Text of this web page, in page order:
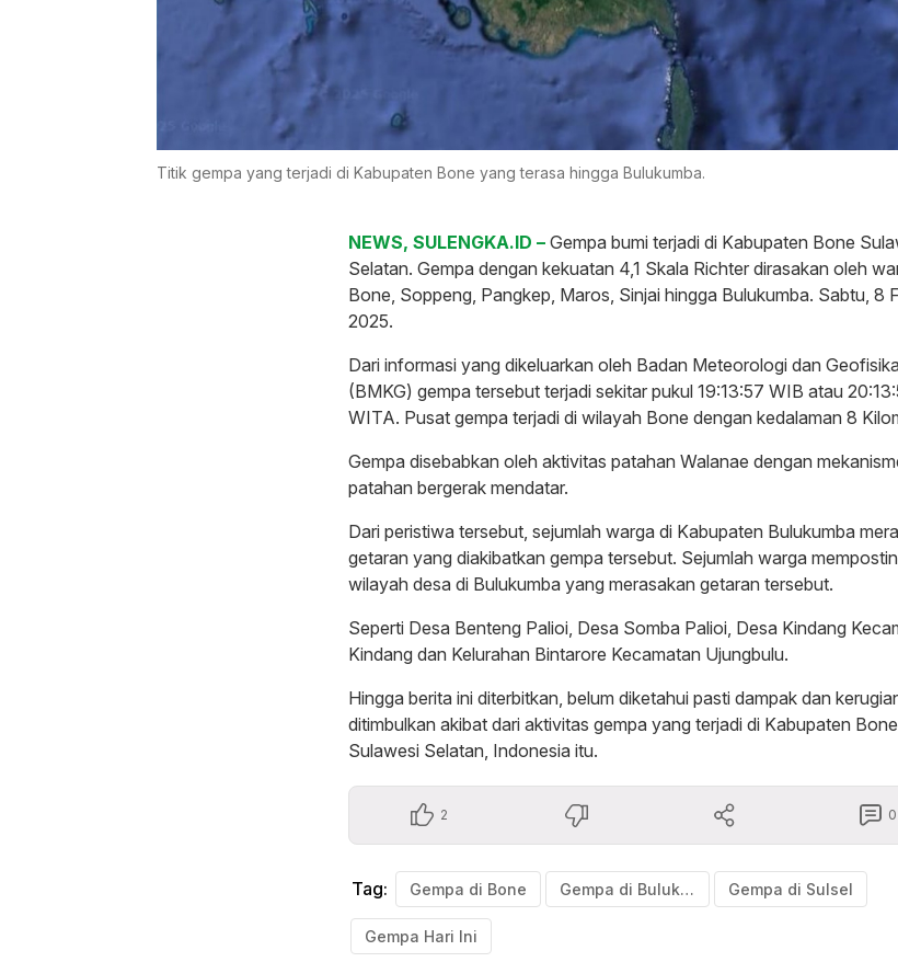
Titik gempa yang terjadi di Kabupaten Bone yang terasa hingga Bulukumba.
NEWS, SULENGKA.ID – Gempa bumi terjadi di Kabupaten Bone
Selatan. Gempa dengan kekuatan 4,1 Skala Richter dirasakan oleh
Bone, Soppeng, Pangkep, Maros, Sinjai hingga Bulukumba. Sabtu, 8
2025.
Dari informasi yang dikeluarkan oleh Badan Meteorologi dan Geofisika
(BMKG) gempa tersebut terjadi sekitar pukul 19:13:57 WIB atau
WITA. Pusat gempa terjadi di wilayah Bone dengan kedalaman 8
Gempa disebabkan oleh aktivitas patahan Walanae dengan
patahan bergerak mendatar.
Dari peristiwa tersebut, sejumlah warga di Kabupaten Bulukumba
getaran yang diakibatkan gempa tersebut. Sejumlah warga
wilayah desa di Bulukumba yang merasakan getaran tersebut.
Seperti Desa Benteng Palioi, Desa Somba Palioi, Desa Kindang
Kindang dan Kelurahan Bintarore Kecamatan Ujungbulu.
Hingga berita ini diterbitkan, belum diketahui pasti dampak dan
ditimbulkan akibat dari aktivitas gempa yang terjadi di Kabupaten Bone
Sulawesi Selatan, Indonesia itu.
2 0
Tag: Gempa di Bone Gempa di Bulukumba Gempa di Sulsel
Gempa Hari Ini